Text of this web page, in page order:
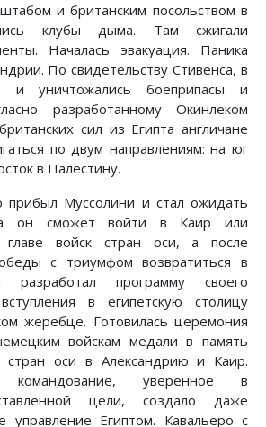
и британским посольством в
клубы дыма. Там сжигали
Началась эвакуация. Паника
По свидетельству Стивенса, в
и уничтожались боеприпасы и
разработанному Окинлеком
сил из Египта англичане
по двум направлениям: на юг
в Палестину.
Муссолини и стал ожидать
он сможет войти в Каир или
главе войск стран оси, а после
с триумфом возвратиться в
разработал программу своего
в египетскую столицу
жеребце. Готовилась церемония
войскам медали в память
стран оси в Александрию и Каир.
командование, уверенное в
цели, создало даже
управление Египтом. Кавальеро с